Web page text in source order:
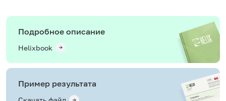
Подробное описание
Helixbook
Пример результата